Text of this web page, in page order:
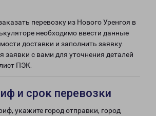
перевозку из Нового Уренгоя в
необходимо ввести данные
доставки и заполнить заявку.
заявки с вами для уточнения деталей
ПЭК.
и срок перевозки
укажите город отправки, город